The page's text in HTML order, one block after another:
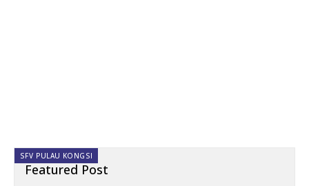
Featured Post
SFV PULAU KONGSI